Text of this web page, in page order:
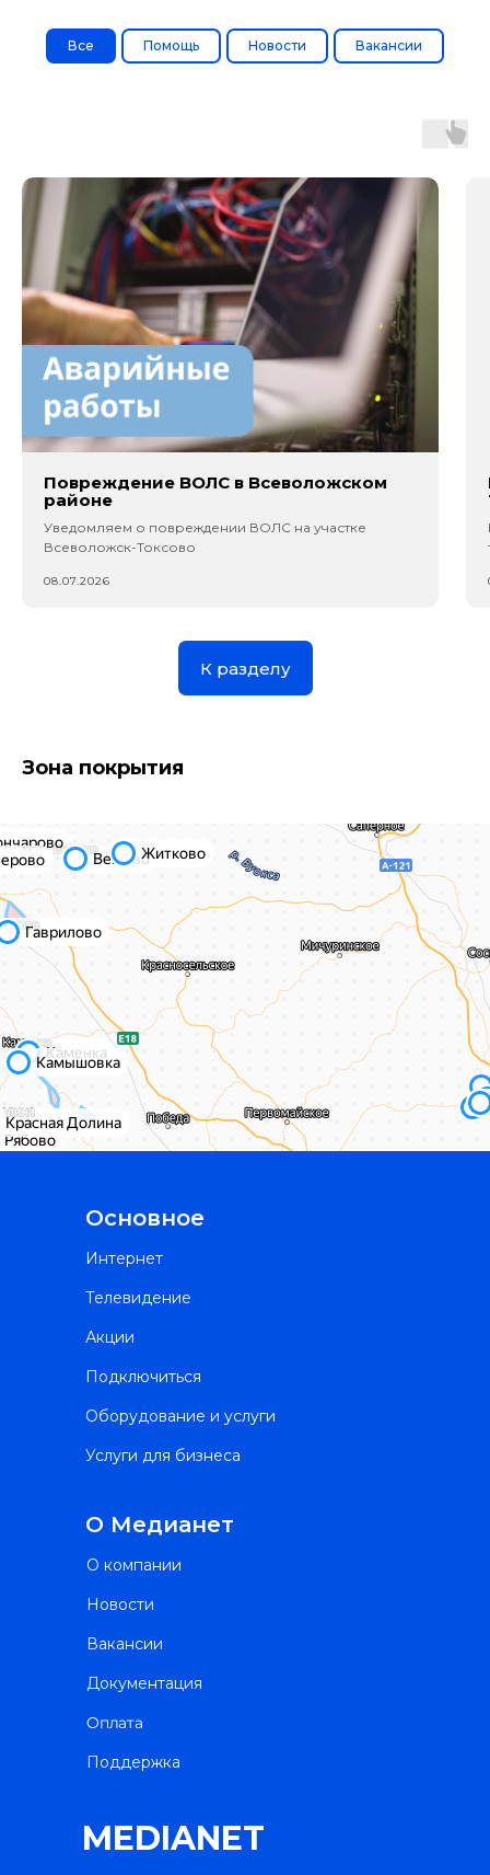
Все Помощь Новости Вакансии
Повреждение ВОЛС в Всеволожском
районе
Уведомляем о повреждении ВОЛС на участке
Всеволожск-Токсово
08.07.2026
К разделу
Зона покрытия
MEDIANET
Поддержка
Оплата
Документация
Вакансии
Новости
О компании
О Медианет
Услуги для бизнеса
Оборудование и услуги
Подключиться
Акции
Телевидение
Интернет
Основное